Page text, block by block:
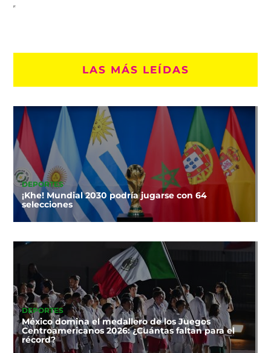
LAS MÁS LEÍDAS
DEPORTES
¡Khe! Mundial 2030 podría jugarse con 64
selecciones
DEPORTES
México domina el medallero de los Juegos
Centroamericanos 2026: ¿Cuántas faltan para el
récord?